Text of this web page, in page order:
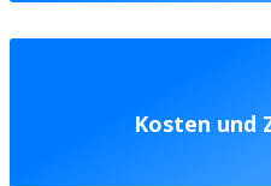
Kosten und